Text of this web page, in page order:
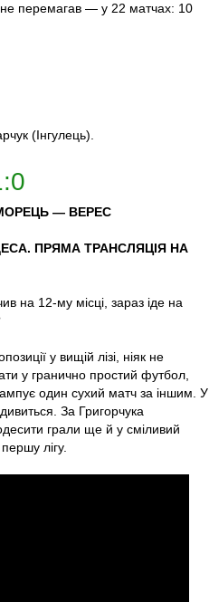
із лівого флангу на
стійку.
не перемагав — у 22 матчах: 10
(Інгулець).
— ВЕРЕС
ПРЯМА ТРАНСЛЯЦІЯ НА
на 12-му місці, зараз іде на
у вищій лізі, ніяк не
у гранично простий футбол,
один сухий матч за іншим. У
За Григорчука
грали ще й у сміливий
лігу.